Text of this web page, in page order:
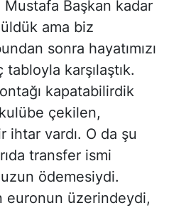
Başkan kadar
ama biz
sonra hayatımızı
karşılaştık.
kapatabilirdik
çekilen,
ihtar vardı. O da şu
transfer ismi
ödemesiydi.
euronun üzerindeydi,